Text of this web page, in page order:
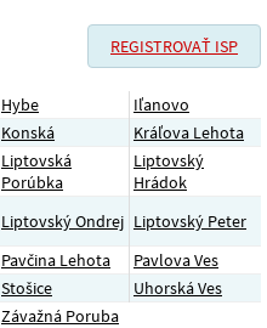
REGISTROVAŤ ISP
Hybe
Iľanovo
Konská
Kráľova Lehota
Liptovská
Porúbka
Liptovský
Hrádok
Liptovský Ondrej Liptovský Peter
Pavčina Lehota
Pavlova Ves
Stošice
Uhorská Ves
Závažná Poruba